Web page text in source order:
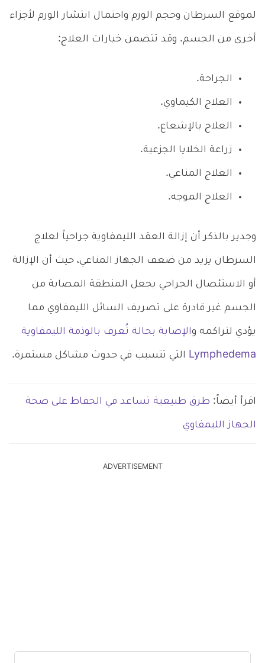
لموقع السرطان وحجم الورم واحتمال انتشار الورم لأجزاء
أخرى من الجسم. وقد تتضمن خيارات العلاج:
الجراحة.
العلاج الكيماوي.
العلاج بالإشعاع.
زراعة الخلايا الجزعية.
العلاج المناعي.
العلاج الموجه.
وجدير بالذكر أن إزالة العقد الليمفاوية جراحياً لعلاج
السرطان يزيد من ضعف الجهاز المناعي، حيث أن الإزالة
أو الاستئصال الجراحي يجعل المنطقة المصابة من
الجسم غير قادرة على تصريف السائل الليمفاوي مما
يؤدي لتراكمه والإصابة بحالة تُعرف بالوذمة الليمفاوية
Lymphedema التي تتسبب في حدوث مشاكل مستمرة.
اقرأ أيضاً: طرق طبيعية تساعد في الحفاظ على صحة
الجهاز الليمفاوي
ADVERTISEMENT